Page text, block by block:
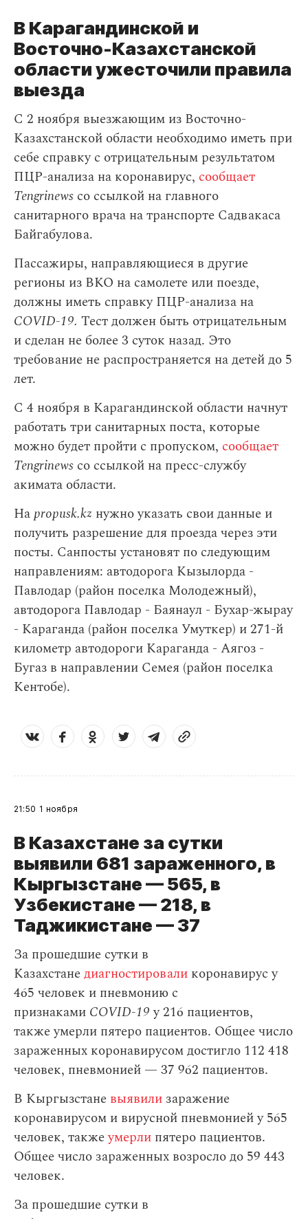
В Карагандинской и
Восточно-Казахстанской
области ужесточили правила
выезда
С 2 ноября выезжающим из Восточно-
Казахстанской области необходимо иметь при
себе справку с отрицательным результатом
ПЦР-анализа на коронавирус, сообщает
Tengrinews со ссылкой на главного
санитарного врача на транспорте Садвакаса
Байгабулова.
Пассажиры, направляющиеся в другие
регионы из ВКО на самолете или поезде,
должны иметь справку ПЦР-анализа на
COVID-19. Тест должен быть отрицательным
и сделан не более 3 суток назад. Это
требование не распространяется на детей до 5
лет.
С 4 ноября в Карагандинской области начнут
работать три санитарных поста, которые
можно будет пройти с пропуском, сообщает
Tengrinews со ссылкой на пресс-службу
акимата области.
Наpropusk.kz нужно указать свои данные и
получить разрешение для проезда через эти
посты. Санпосты установят по следующим
направлениям: автодорога Кызылорда -
Павлодар (район поселка Молодежный),
автодорога Павлодар - Баянаул - Бухар-жырау
- Караганда (район поселка Умуткер) и 271-й
километр автодороги Караганда - Аягоз -
Бугаз в направлении Семея (район поселка
Кентобе).
21:50 1 ноября
В Казахстане за сутки
выявили 681 зараженного, в
Кыргызстане — 565, в
Узбекистане — 218, в
Таджикистане — 37
За прошедшие сутки в
Казахстанедиагностировали коронавирус у
465 человек и пневмонию с
признаками COVID-19у 216 пациентов,
также умерли пятеро пациентов. Общее число
зараженных коронавирусом достигло 112 418
человек, пневмонией — 37 962 пациентов.
В Кыргызстане выявили заражение
коронавирусом и вирусной пневмонией у 565
человек, такжеумерли пятеро пациентов.
Общее число зараженных возросло до 59 443
человек.
За прошедшие сутки в